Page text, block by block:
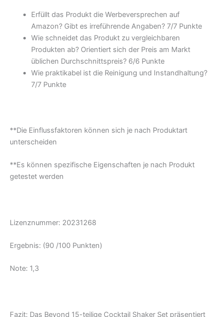
Erfüllt das Produkt die Werbeversprechen auf
Amazon? Gibt es irreführende Angaben? 7/7 Punkte
Wie schneidet das Produkt zu vergleichbaren
Produkten ab? Orientiert sich der Preis am Markt
üblichen Durchschnittspreis? 6/6 Punkte
Wie praktikabel ist die Reinigung und Instandhaltung?
7/7 Punkte
**Die Einflussfaktoren können sich je nach Produktart
unterscheiden
**Es können spezifische Eigenschaften je nach Produkt
getestet werden
Lizenznummer: 20231268
Ergebnis: (90 /100 Punkten)
Note: 1,3
Fazit: Das Beyond 15-teilige Cocktail Shaker Set präsentiert